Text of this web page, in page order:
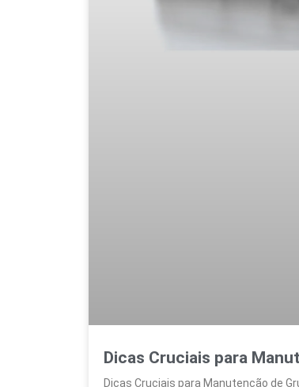
Dicas Cruciais para
Dicas Cruciais para Manutenção de